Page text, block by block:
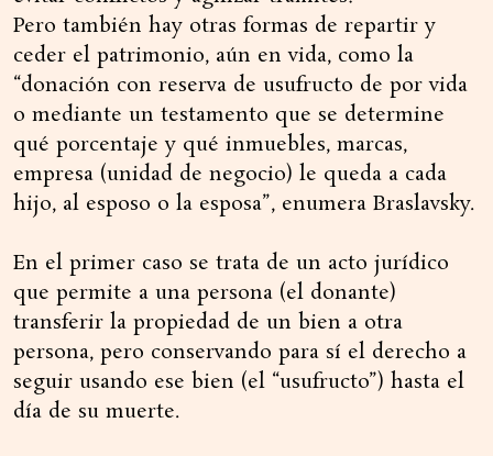
Pero también hay otras formas de repartir y
ceder el patrimonio, aún en vida, como la
“donación con reserva de usufructo de por vida
o mediante un testamento que se determine
qué porcentaje y qué inmuebles, marcas,
empresa (unidad de negocio) le queda a cada
hijo, al esposo o la esposa”, enumera Braslavsky.
En el primer caso se trata de un acto jurídico
que permite a una persona (el donante)
transferir la propiedad de un bien a otra
persona, pero conservando para sí el derecho a
seguir usando ese bien (el “usufructo”) hasta el
día de su muerte.